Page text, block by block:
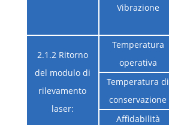
Vibrazione
2.1.2 Ritorno
del modulo di
rilevamento
laser:
Temperatura
operativa
Temperatura di
conservazione
Affidabilità